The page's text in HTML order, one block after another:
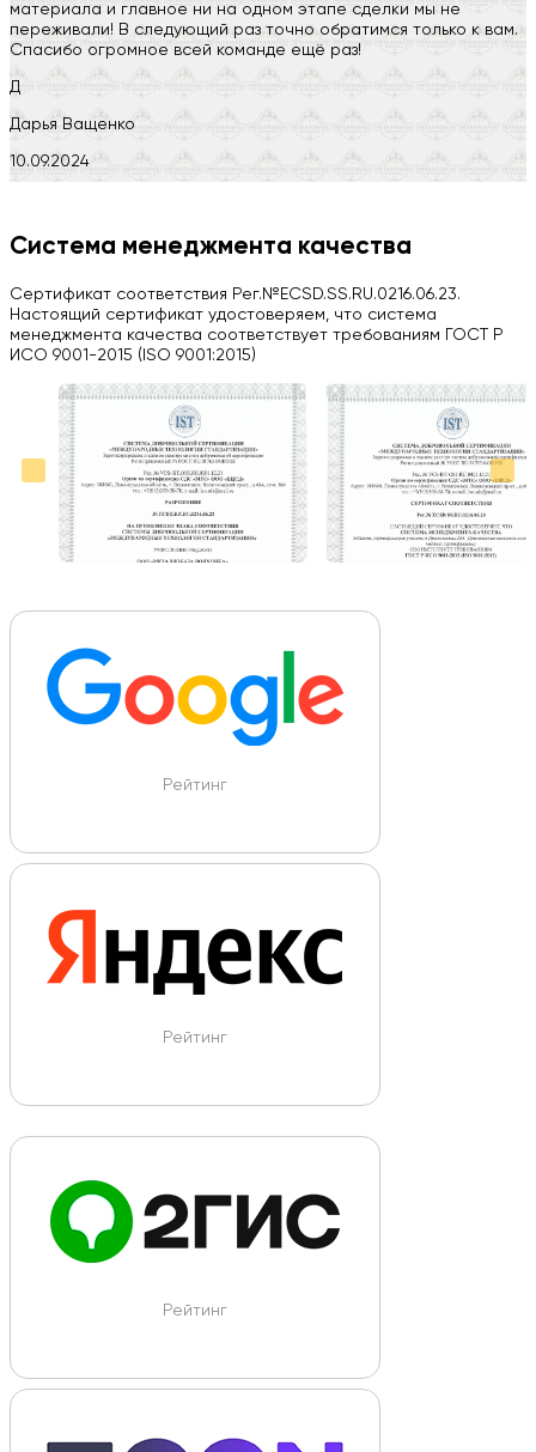
материала и главное ни на одном этапе сделки мы не
переживали! В следующий раз точно обратимся только к вам.
Спасибо огромное всей команде ещё раз!
Д
Дарья Ващенко
10.09.2024
H
03.09.2024
Вся работа выполнена в срок. Всем рекомендую
Больше отзывов на Google Maps
Система менеджмента качества
Сертификат соответствия Рег.№ECSD.SS.RU.0216.06.23.
Настоящий сертификат удостоверяем, что система
менеджмента качества соответствует требованиям ГОСТ Р
ИСО 9001-2015 (ISO 9001:2015)
Рейтинг
Рейтинг
Рейтинг